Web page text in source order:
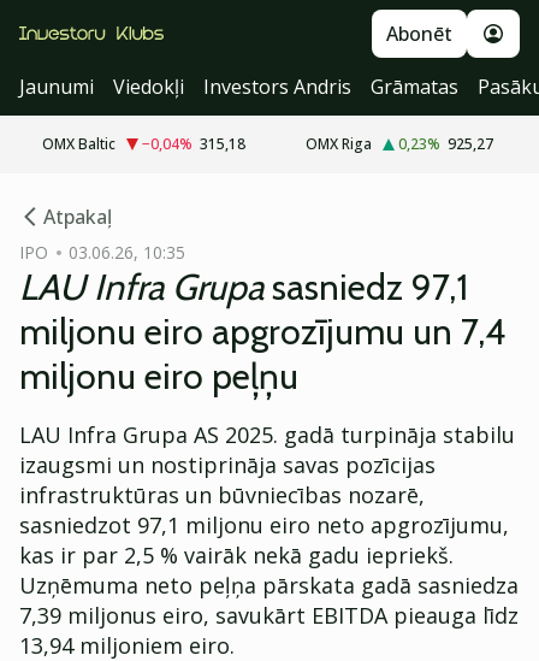
Abonēt
Jaunumi
Viedokļi Investors Andris Grāmatas
OMX Baltic −0,04% 315,18 OMX Riga 0,23% 925,27
Atpakaļ
IPO 03.06.26, 10:35
LAU Infra Grupasasniedz 97,1
miljonu eiro apgrozījumu un 7,4
miljonu eiro peļņu
LAU Infra Grupa AS 2025. gadā turpināja stabilu
izaugsmi un nostiprināja savas pozīcijas
infrastruktūras un būvniecības nozarē,
sasniedzot 97,1 miljonu eiro neto apgrozījumu,
kas ir par 2,5 % vairāk nekā gadu iepriekš.
Uzņēmuma neto peļņa pārskata gadā sasniedza
7,39 miljonus eiro, savukārt EBITDA pieauga līdz
13,94 miljoniem eiro.